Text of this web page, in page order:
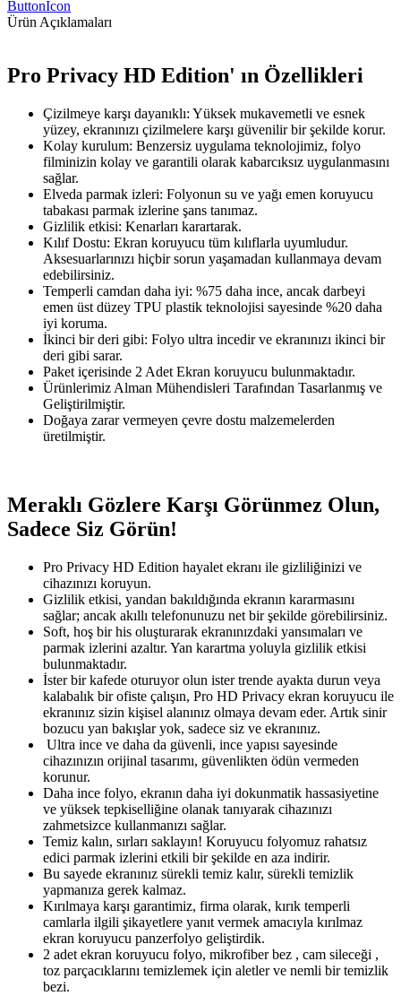
ButtonIcon
Ürün Açıklamaları
Pro Privacy HD Edition' ın Özellikleri
Çizilmeye karşı dayanıklı: Yüksek mukavemetli ve esnek
yüzey, ekranınızı çizilmelere karşı güvenilir bir şekilde korur.
Kolay kurulum: Benzersiz uygulama teknolojimiz, folyo
filminizin kolay ve garantili olarak kabarcıksız uygulanmasını
sağlar.
Elveda parmak izleri: Folyonun su ve yağı emen koruyucu
tabakası parmak izlerine şans tanımaz.
Gizlilik etkisi: Kenarları karartarak.
Kılıf Dostu: Ekran koruyucu tüm kılıflarla uyumludur.
Aksesuarlarınızı hiçbir sorun yaşamadan kullanmaya devam
edebilirsiniz.
Temperli camdan daha iyi: %75 daha ince, ancak darbeyi
emen üst düzey TPU plastik teknolojisi sayesinde %20 daha
iyi koruma.
İkinci bir deri gibi: Folyo ultra incedir ve ekranınızı ikinci bir
deri gibi sarar.
Paket içerisinde 2 Adet Ekran koruyucu bulunmaktadır.
Ürünlerimiz Alman Mühendisleri Tarafından Tasarlanmış ve
Geliştirilmiştir.
Doğaya zarar vermeyen çevre dostu malzemelerden
üretilmiştir.
Meraklı Gözlere Karşı Görünmez Olun,
Sadece Siz Görün!
Pro Privacy HD Edition hayalet ekranı ile gizliliğinizi ve
cihazınızı koruyun.
Gizlilik etkisi, yandan bakıldığında ekranın kararmasını
sağlar; ancak akıllı telefonunuzu net bir şekilde görebilirsiniz.
Soft, hoş bir his oluşturarak ekranınızdaki yansımaları ve
parmak izlerini azaltır. Yan karartma yoluyla gizlilik etkisi
bulunmaktadır.
İster bir kafede oturuyor olun ister trende ayakta durun veya
kalabalık bir ofiste çalışın, Pro HD Privacy ekran koruyucu ile
ekranınız sizin kişisel alanınız olmaya devam eder. Artık sinir
bozucu yan bakışlar yok, sadece siz ve ekranınız.
Ultra ince ve daha da güvenli, ince yapısı sayesinde
cihazınızın orijinal tasarımı, güvenlikten ödün vermeden
korunur.
Daha ince folyo, ekranın daha iyi dokunmatik hassasiyetine
ve yüksek tepkiselliğine olanak tanıyarak cihazınızı
zahmetsizce kullanmanızı sağlar.
Temiz kalın, sırları saklayın! Koruyucu folyomuz rahatsız
edici parmak izlerini etkili bir şekilde en aza indirir.
Bu sayede ekranınız sürekli temiz kalır, sürekli temizlik
yapmanıza gerek kalmaz.
Kırılmaya karşı garantimiz, firma olarak, kırık temperli
camlarla ilgili şikayetlere yanıt vermek amacıyla kırılmaz
ekran koruyucu panzerfolyo geliştirdik.
2 adet ekran koruyucu folyo, mikrofiber bez , cam sileceği ,
toz parçacıklarını temizlemek için aletler ve nemli bir temizlik
bezi.